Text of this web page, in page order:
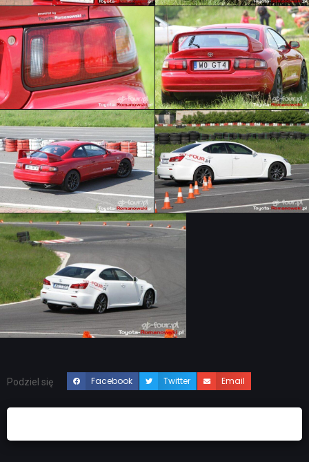
Podziel się Facebook Twitter Email